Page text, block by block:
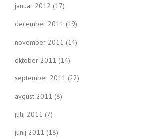
januar 2012 (17)
december 2011 (19)
november 2011 (14)
oktober 2011 (14)
september 2011 (22)
avgust 2011 (8)
julij 2011 (7)
junij 2011 (18)